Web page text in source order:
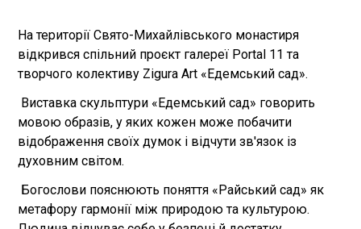
На території Свято-Михайлівського монастиря
відкрився спільний проєкт галереї Portal 11 та
творчого колективу Zigura Art «Едемський сад».
Виставка скульптури «Едемський сад» говорить
мовою образів, у яких кожен може побачити
відображення своїх думок і відчути зв'язок із
духовним світом.
Богослови пояснюють поняття «Райський сад» як
метафору гармонії між природою та культурою.